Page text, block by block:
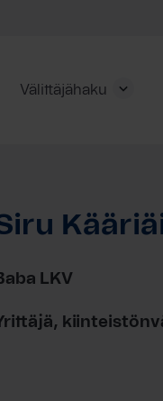
Välittäjähaku
LKV